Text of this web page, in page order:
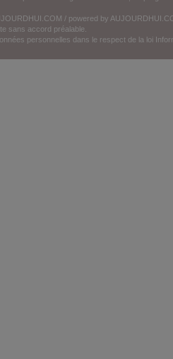
/ powered by
sans accord préalable.
personnelles dans le respect de la loi